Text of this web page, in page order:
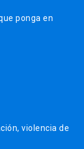
ponga en
violencia de